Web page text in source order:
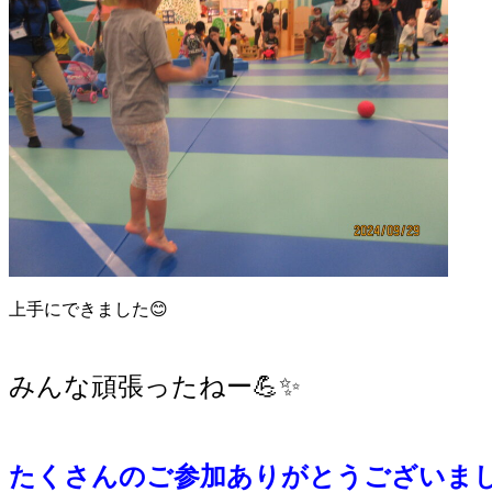
上手にできました😊
みんな頑張ったねー💪✨
たくさんのご参加ありがとうございま